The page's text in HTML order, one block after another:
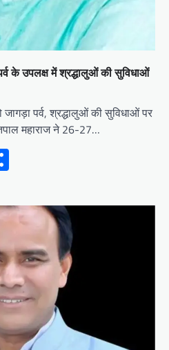
के उपलक्ष में श्रद्धालुओं की सुविधाओं
पर्व, श्रद्धालुओं की सुविधाओं पर
महाराज ने 26-27…